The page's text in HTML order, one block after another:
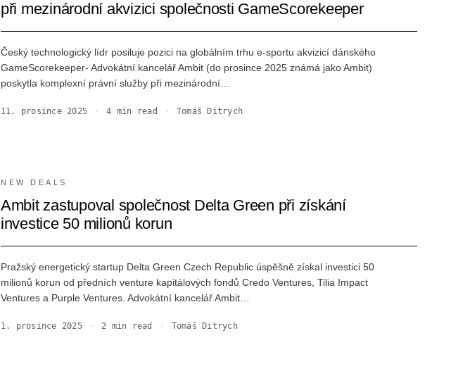
při mezinárodní akvizici společnosti GameScorekeeper
Český technologický lídr posiluje pozici na globálním trhu e-sportu akvizicí dánského
GameScorekeeper- Advokátní kancelář Ambit (do prosince 2025 známá jako Ambit)
poskytla komplexní právní služby při mezinárodní…
11. prosince 2025 · 4 min read · Tomáš Ditrych
NEW DEALS
Ambit zastupoval společnost Delta Green při získání
investice 50 milionů korun
Pražský energetický startup Delta Green Czech Republic úspěšně získal investici 50
milionů korun od předních venture kapitálových fondů Credo Ventures, Tilia Impact
Ventures a Purple Ventures. Advokátní kancelář Ambit…
1. prosince 2025 · 2 min read · Tomáš Ditrych